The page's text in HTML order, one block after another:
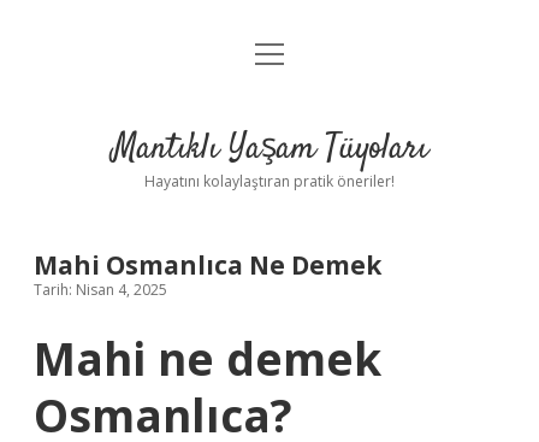
Anasayfa
Yasal Uyarı
menüyü
Mantıklı Yaşam Tüyoları
Hayatını kolaylaştıran pratik öneriler!
Mahi Osmanlıca Ne Demek
Tarih: Nisan 4, 2025
Mahi ne demek
Osmanlıca?